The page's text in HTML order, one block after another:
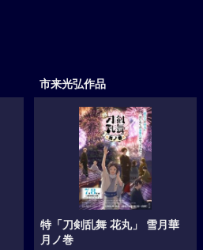
市来光弘作品
特「刀剣乱舞 花丸」 雪月華
月ノ巻